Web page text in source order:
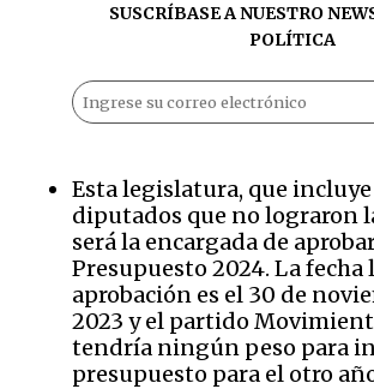
SUSCRÍBASE A NUESTRO
POLÍTICA
Esta legislatura, que incluye
diputados que no lograron
será la encargada de
Presupuesto 2024. La
aprobación es el 30 de
2023 y el partido
tendría ningún peso para
presupuesto para el otro